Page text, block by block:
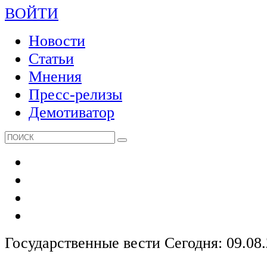
ВОЙТИ
Новости
Статьи
Мнения
Пресс-релизы
Демотиватор
Государственные вести Сегодня: